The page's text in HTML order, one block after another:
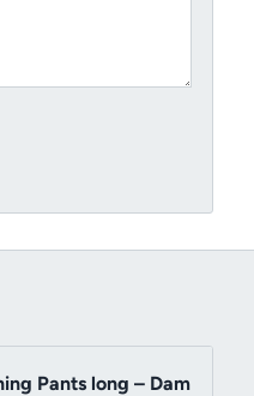
Pants long – Dam